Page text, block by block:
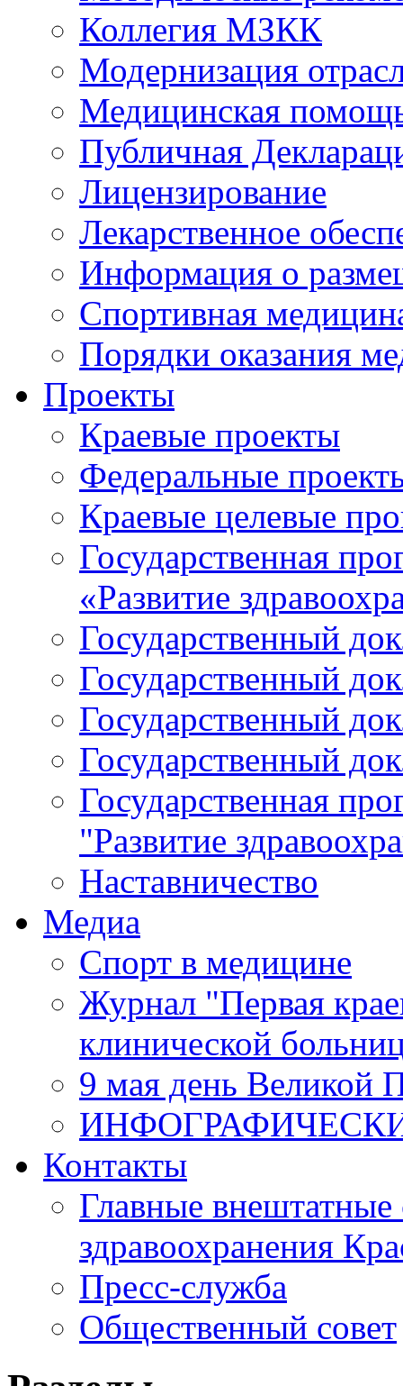
Коллегия МЗКК
Модернизация
Медицинская
Публичная
Лицензирование
Лекарственное
Информация о
Спортивная
Порядки оказания
Проекты
Краевые проекты
Федеральные
Краевые целевые
Государственная
«Развитие
Государственный
Государственный
Государственный
Государственный
Государственная
"Развитие
Наставничество
Медиа
Спорт в медицине
Журнал "Первая
клинической
9 мая день Великой
Контакты
Главные внештатные
здравоохранения
Пресс-служба
Общественный совет